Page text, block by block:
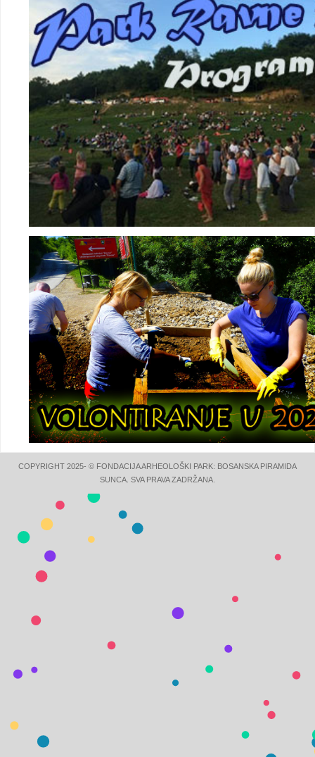
COPYRIGHT 2025- © FONDACIJA ARHEOLOŠKI PARK: BOSANSKA PIRAMIDA
SUNCA. SVA PRAVA ZADRŽANA.